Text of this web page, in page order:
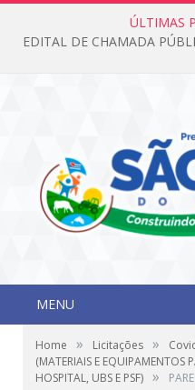
ÚLTIMAS
MENU
Home » Licitações »
(MATERIAIS E EQUIPAMENTOS
HOSPITAL, UBS E PSF) »